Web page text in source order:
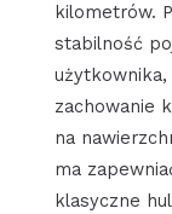
kilometrów.
stabilność
zachowanie
na
ma
klasyczne